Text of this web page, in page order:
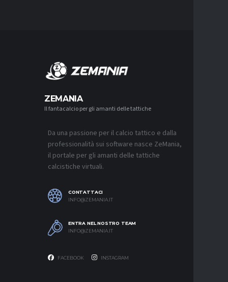
ZEMANIA
Il fantacalcio per gli amanti delle tattiche
Da una passione per il calcio tattico e dalla
professionalità sui software nasce ZeMania,
il portale per gli amanti delle tattiche
calcistiche virtuali.
CONTATTACI
INFO@ZEMANIA.IT
ENTRA NEL NOSTRO TEAM
INFO@ZEMANIA.IT
FACEBOOK INSTAGRAM